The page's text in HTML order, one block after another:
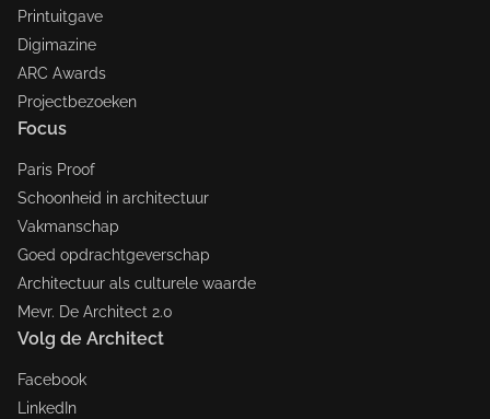
Printuitgave
Digimazine
ARC Awards
Projectbezoeken
Focus
Paris Proof
Schoonheid in architectuur
Vakmanschap
Goed opdrachtgeverschap
Architectuur als culturele waarde
Mevr. De Architect 2.0
Volg de Architect
Facebook
LinkedIn